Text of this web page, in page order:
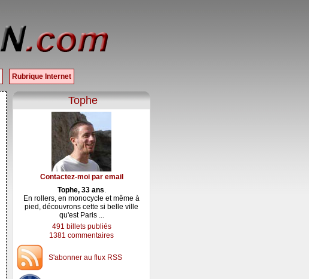
Rubrique Internet
Tophe
Contactez-moi par email
Tophe, 33 ans.
En rollers, en monocycle et même à
pied, découvrons cette si belle ville
qu'est Paris ...
491 billets publiés
1381 commentaires
S'abonner au flux RSS